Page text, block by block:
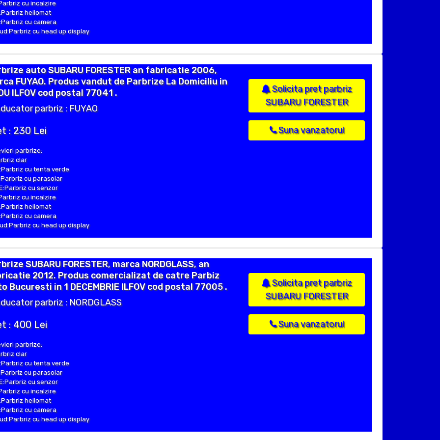
cu incalzire
heliomat
cu camera
cu head up display
auto SUBARU FORESTER an fabricatie 2006,
FUYAO. Produs vandut de Parbrize La Domiciliu in
ILFOV cod postal 77041 .
parbriz : FUYAO
: 230 Lei
parbrize:
clar
cu tenta verde
cu parasolar
cu senzor
cu incalzire
heliomat
cu camera
cu head up display
Solicita pret parbriz
SUBARU FORESTER
Suna vanzatorul
SUBARU FORESTER, marca NORDGLASS, an
2012. Produs comercializat de catre Parbiz
Bucuresti in 1 DECEMBRIE ILFOV cod postal 77005 .
parbriz : NORDGLASS
: 400 Lei
parbrize:
clar
cu tenta verde
cu parasolar
cu senzor
cu incalzire
heliomat
cu camera
cu head up display
Solicita pret parbriz
SUBARU FORESTER
Suna vanzatorul